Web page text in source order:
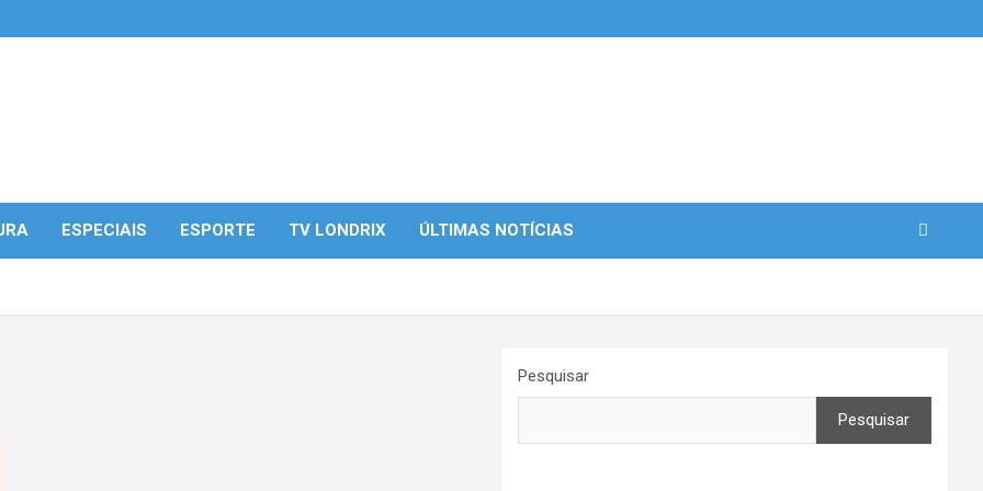
ESPECIAIS ESPORTE TV LONDRIX ÚLTIMAS NOTÍCIAS
Pesquisar
Pesquisar